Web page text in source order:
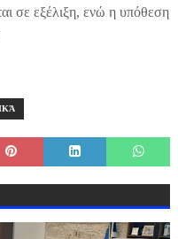
σε εξέλιξη, ενώ η υπόθεση